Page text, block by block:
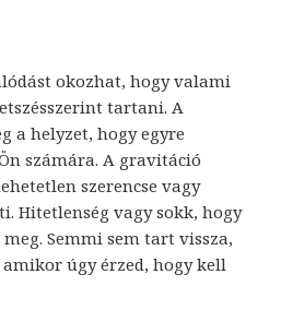
okozhat, hogy valami
tartani. A
a helyzet, hogy egyre
számára. A gravitáció
szerencse vagy
Hitetlenség vagy sokk, hogy
Semmi sem tart vissza,
úgy érzed, hogy kell